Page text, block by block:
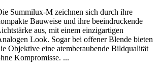
Summilux-M zeichnen sich durch ihre
Bauweise und ihre beeindruckende
aus, mit einem einzigartigen
Look. Sogar bei offener Blende bieten
Objektive eine atemberaubende Bildqualität
Kompromisse. ...